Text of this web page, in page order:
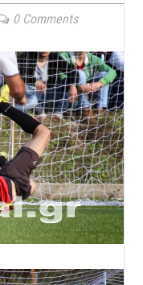
0 Comments